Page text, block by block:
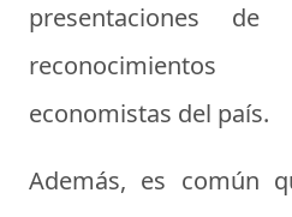
presentaciones de
economistas del país.
Además, es común